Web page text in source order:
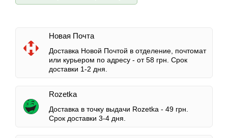
Новая Почта
Доставка Новой Почтой в отделение, почтомат
или курьером по адресу - от 58 грн. Срок
доставки 1-2 дня.
Rozetka
Доставка в точку выдачи Rozetka - 49 грн.
Срок доставки 3-4 дня.